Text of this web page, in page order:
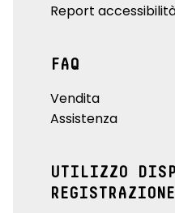
Report
FAQ
Vendita
Assistenza
UTILIZZO
REGISTRAZIONE